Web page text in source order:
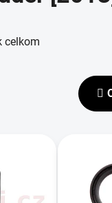
celkom